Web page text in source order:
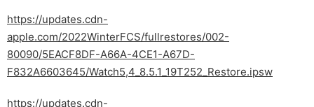
https://updates.cdn-
apple.com/2022WinterFCS/fullrestores/002-
80090/5EACF8DF-A66A-4CE1-A67D-
F832A6603645/Watch5,4_8.5.1_19T252_Restore.ipsw
https://updates.cdn-